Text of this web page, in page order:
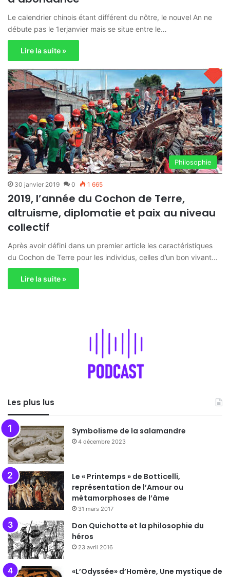
Le calendrier chinois étant différent du nôtre, le nouvel An ne
débute pas le 1erjanvier mais se situe entre le…
Lire la suite »
Philosophie
30 janvier 2019 0 1 665
2019, l’année du Cochon de Terre,
altruisme, diplomatie et paix au niveau
collectif
Après avoir défini dans un premier article les caractéristiques
du Cochon de Terre pour les individus, celles d’un bon vivant…
Lire la suite »
Les plus lus
Symbolisme de la salamandre
4 décembre 2023
Le « Printemps » de Botticelli,
représentation de l’Amour ou
métamorphoses de l’âme
31 mars 2017
Don Quichotte et la philosophie du
héros
23 avril 2016
«L’Odyssée» d’Homère, Une mystique de